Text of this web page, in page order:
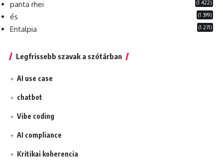
panta rhei (1 422)
és (1 399)
Entalpia (1 271)
Legfrissebb szavak a szótárban
AI use case
chatbot
Vibe coding
AI compliance
Kritikai koherencia